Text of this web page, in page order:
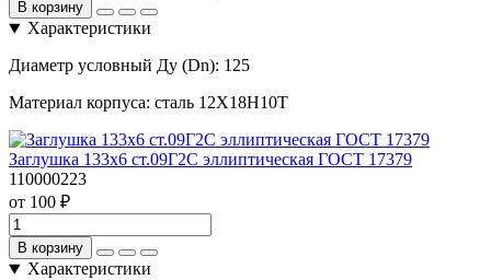
В корзину
Характеристики
Диаметр условный Ду (Dn): 125
Материал корпуса: сталь 12Х18Н10Т
Заглушка 133х6 ст.09Г2С эллиптическая ГОСТ 17379
110000223
от 100 ₽
В корзину
Характеристики